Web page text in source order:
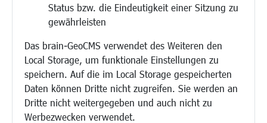
Status bzw. die Eindeutigkeit einer Sitzung zu
gewährleisten
Das brain-GeoCMS verwendet des Weiteren den
Local Storage, um funktionale Einstellungen zu
speichern. Auf die im Local Storage gespeicherten
Daten können Dritte nicht zugreifen. Sie werden an
Dritte nicht weitergegeben und auch nicht zu
Werbezwecken verwendet.
Bebauungsplanung
Verkehr/Mobilität
Glasfaserausbau
Aktuelle Baustellen
Paddelteich
CINDY S